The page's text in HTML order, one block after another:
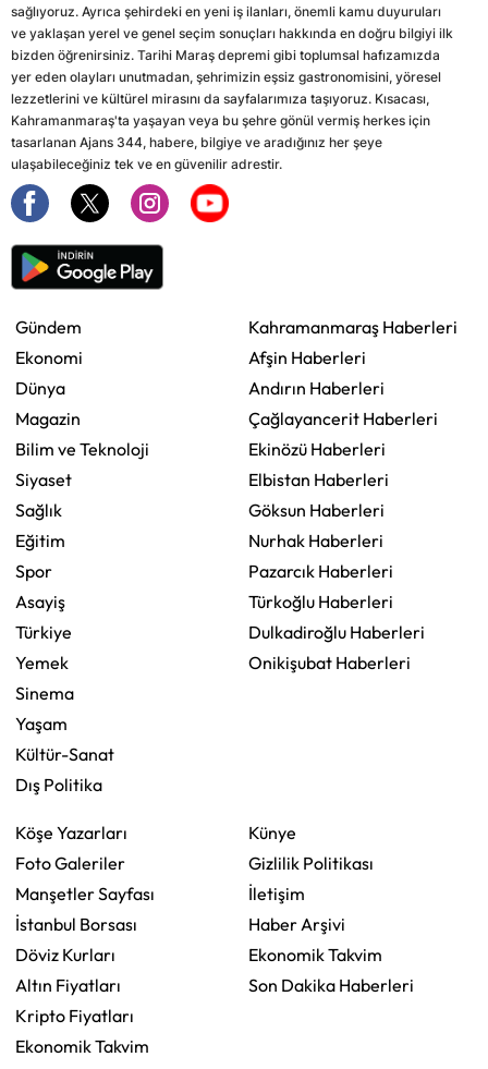
sağlıyoruz. Ayrıca şehirdeki en yeni iş ilanları, önemli kamu duyuruları
ve yaklaşan yerel ve genel seçim sonuçları hakkında en doğru bilgiyi ilk
bizden öğrenirsiniz. Tarihi Maraş depremi gibi toplumsal hafızamızda
yer eden olayları unutmadan, şehrimizin eşsiz gastronomisini, yöresel
lezzetlerini ve kültürel mirasını da sayfalarımıza taşıyoruz. Kısacası,
Kahramanmaraş'ta yaşayan veya bu şehre gönül vermiş herkes için
tasarlanan Ajans 344, habere, bilgiye ve aradığınız her şeye
ulaşabileceğiniz tek ve en güvenilir adrestir.
Gündem
Ekonomi
Dünya
Magazin
Bilim ve Teknoloji
Siyaset
Sağlık
Eğitim
Spor
Asayiş
Türkiye
Yemek
Sinema
Yaşam
Kültür-Sanat
Dış Politika
Kahramanmaraş Haberleri
Afşin Haberleri
Andırın Haberleri
Çağlayancerit Haberleri
Ekinözü Haberleri
Elbistan Haberleri
Göksun Haberleri
Nurhak Haberleri
Pazarcık Haberleri
Türkoğlu Haberleri
Dulkadiroğlu Haberleri
Onikişubat Haberleri
Köşe Yazarları
Foto Galeriler
Manşetler Sayfası
İstanbul Borsası
Döviz Kurları
Altın Fiyatları
Kripto Fiyatları
Ekonomik Takvim
Künye
Gizlilik Politikası
İletişim
Haber Arşivi
Ekonomik Takvim
Son Dakika Haberleri